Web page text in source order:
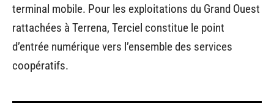
terminal mobile. Pour les exploitations du Grand Ouest
rattachées à Terrena, Terciel constitue le point
d’entrée numérique vers l’ensemble des services
coopératifs.